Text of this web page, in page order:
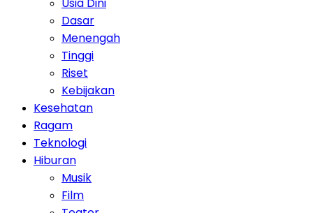
Dasar
Menengah
Tinggi
Riset
Kebijakan
Kesehatan
Ragam
Teknologi
Hiburan
Musik
Film